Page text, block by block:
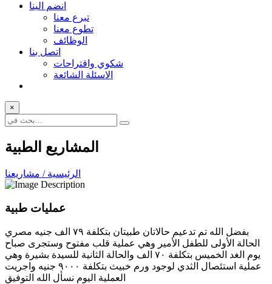
انضم الينا
تبرع معنا
تطوع معنا
الوظائف
اتصل بنا
شكوي واقتراحات
الاسئلة الشائعة
×
المشاريع الطبية
الرئيسية / مشاريعنا
عمليات طبية
بفضل الله تم تدعيم حالاتان طبيتان بتكلفة ٧٩ الف جنيه مصري
الحالة الأولى للطفل الأمير وهي عملية قلب مفتوح وستجرى صباح
يوم الغد الخميس بتكلفة ٧٠ الف والحالة الثانية للسيدة بشيرة وهي
عملية استئصال الثدي لوجود ورم خبيث بتكلفة ٩٠٠٠ جنيه واجريت
العملية اليوم نسأل الله التوفيق